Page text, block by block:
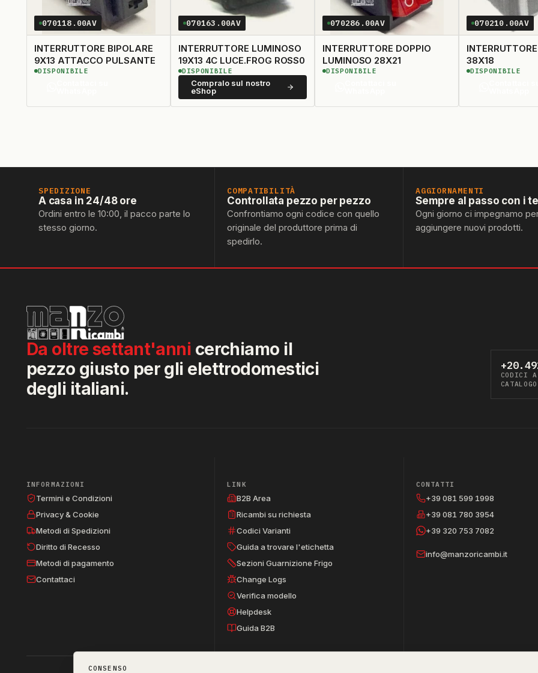
070118.00AV
INTERRUTTORE BIPOLARE
9X13 ATTACCO PULSANTE
DISPONIBILE
070163.00AV
INTERRUTTORE LUMINOSO
19X13 4C LUCE.FROG ROSS0
Compralo sul nostro
eShop
DISPONIBILE
070286.00AV
INTERRUTTORE DOPPIO
LUMINOSO 28X21
DISPONIBILE
070210.00AV
38X18
DISPONIBILE
SPEDIZIONE
A casa in 24/48 ore
Ordini entro le 10:00, il pacco parte lo
stesso giorno.
COMPATIBILITÀ
Controllata pezzo per pezzo
Confrontiamo ogni codice con quello
originale del produttore prima di
spedirlo.
AGGIORNAMENTI
Sempre al passo con i
Ogni giorno ci impegnamo
aggiungere nuovi prodotti.
Da oltre settant'anni cerchiamo il
pezzo giusto per gli elettrodomestici
degli italiani.
CODICI A
CATALOGO
INFORMAZIONI
Termini e Condizioni
Privacy & Cookie
Metodi di Spedizioni
Diritto di Recesso
Metodi di pagamento
Contattaci
LINK
B2B Area
Ricambi su richiesta
Codici Varianti
Guida a trovare l'etichetta
Sezioni Guarnizione Frigo
Change Logs
Verifica modello
Helpdesk
Guida B2B
CONTATTI
+39 081 599 1998
+39 081 780 3954
+39 320 753 7082
info@manzoricambi.it
CONSENSO